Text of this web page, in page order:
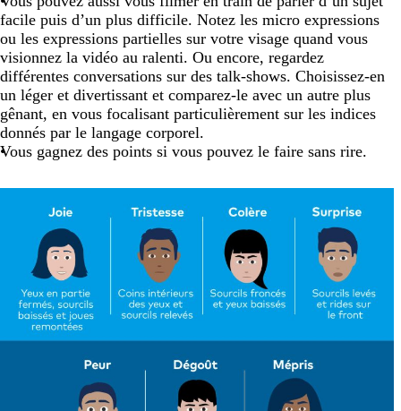
facile puis d’un plus difficile. Notez les micro expressions
ou les expressions partielles sur votre visage quand vous
visionnez la vidéo au ralenti. Ou encore, regardez
différentes conversations sur des talk-shows. Choisissez-en
un léger et divertissant et comparez-le avec un autre plus
gênant, en vous focalisant particulièrement sur les indices
donnés par le langage corporel.
Vous gagnez des points si vous pouvez le faire sans rire.